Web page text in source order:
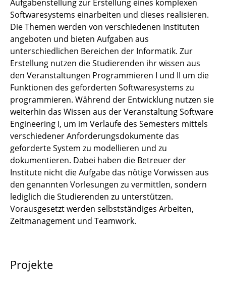
Aufgabenstellung zur Erstellung eines komplexen
Softwaresystems einarbeiten und dieses realisieren.
Die Themen werden von verschiedenen Instituten
angeboten und bieten Aufgaben aus
unterschiedlichen Bereichen der Informatik. Zur
Erstellung nutzen die Studierenden ihr wissen aus
den Veranstaltungen Programmieren I und II um die
Funktionen des geforderten Softwaresystems zu
programmieren. Während der Entwicklung nutzen sie
weiterhin das Wissen aus der Veranstaltung Software
Engineering I, um im Verlaufe des Semesters mittels
verschiedener Anforderungsdokumente das
geforderte System zu modellieren und zu
dokumentieren. Dabei haben die Betreuer der
Institute nicht die Aufgabe das nötige Vorwissen aus
den genannten Vorlesungen zu vermittlen, sondern
lediglich die Studierenden zu unterstützen.
Vorausgesetzt werden selbstständiges Arbeiten,
Zeitmanagement und Teamwork.
Projekte